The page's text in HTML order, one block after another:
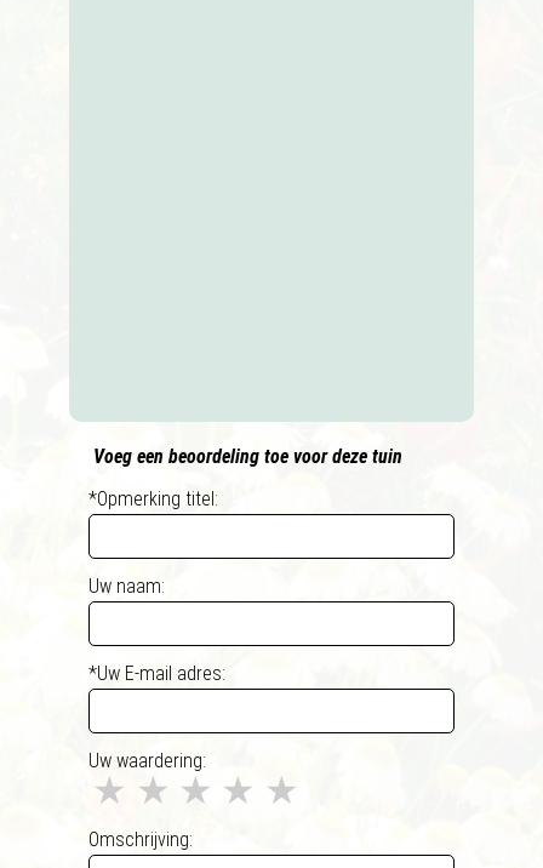
Voeg een beoordeling toe voor deze tuin
*Opmerking titel:
Uw naam:
*Uw E-mail adres:
Uw waardering:
★
★
★
★
★
Omschrijving: